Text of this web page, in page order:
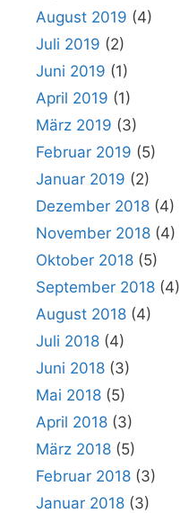
August 2019 (4)
Juli 2019 (2)
Juni 2019 (1)
April 2019 (1)
März 2019 (3)
Februar 2019 (5)
Januar 2019 (2)
Dezember 2018 (4)
November 2018 (4)
Oktober 2018 (5)
September 2018 (4)
August 2018 (4)
Juli 2018 (4)
Juni 2018 (3)
Mai 2018 (5)
April 2018 (3)
März 2018 (5)
Februar 2018 (3)
Januar 2018 (3)